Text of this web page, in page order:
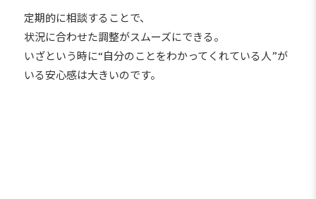
定期的に相談することで、
状況に合わせた調整がスムーズにできる。
いざという時に“自分のことをわかってくれている人”が
いる安心感は大きいのです。